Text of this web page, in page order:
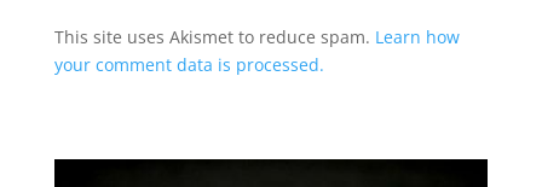
This site uses Akismet to reduce spam. Learn how
your comment data is processed.